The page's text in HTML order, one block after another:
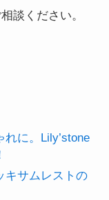
談ください。
に。Lily’stone
キサムレストの